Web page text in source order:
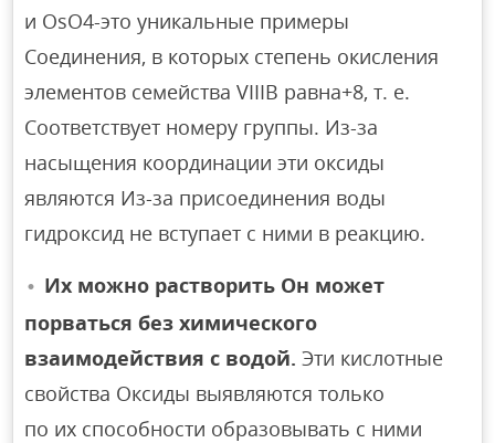
и OsO4-это уникальные примеры
Соединения, в которых степень окисления
элементов семейства VIIIB равна+8, т. е.
Соответствует номеру группы. Из-за
насыщения координации эти оксиды
являются Из-за присоединения воды
гидроксид не вступает с ними в реакцию.
Их можно растворить Он может
порваться без химического
взаимодействия с водой.Эти кислотные
свойства Оксиды выявляются только
по их способности образовывать с ними